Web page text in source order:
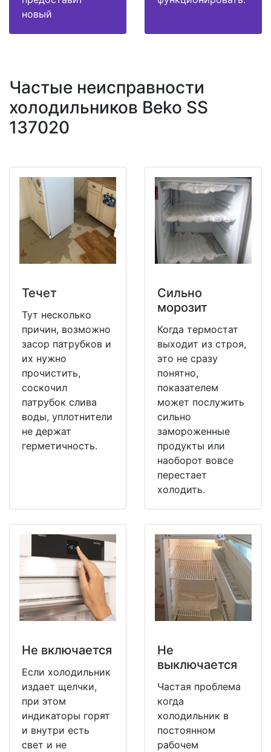
новый
Частые неисправности
холодильников Beko SS
137020
Течет
Тут несколько
причин, возможно
засор патрубков и
их нужно
прочистить,
соскочил
патрубок слива
воды, уплотнители
не держат
герметичность.
Сильно
морозит
Когда термостат
выходит из строя,
это не сразу
понятно,
показателем
может послужить
сильно
замороженные
продукты или
наоборот вовсе
перестает
холодить.
Не включается
Если холодильник
издает щелчки,
при этом
индикаторы горят
и внутри есть
свет и не
Не
выключается
Частая проблема
когда
холодильник в
постоянном
рабочем